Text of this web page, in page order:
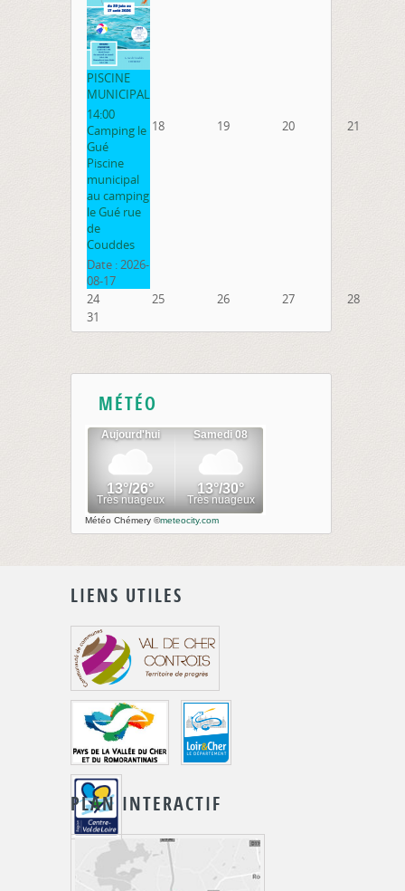
PISCINE
MUNICIPAL
14:00
Camping le
Gué
Piscine
municipal
au camping
le Gué rue
de
Couddes
Date :2026-
08-17
18 19 20 21
24 25 26 27
28
31
MÉTÉO
Météo Chémery ©meteocity.com
LIENS UTILES
PLAN INTERACTIF